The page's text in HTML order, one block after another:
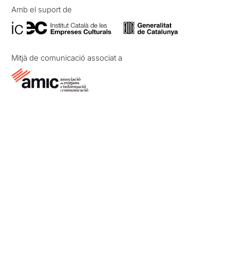
Amb el suport de
Mitjà de comunicació associat a